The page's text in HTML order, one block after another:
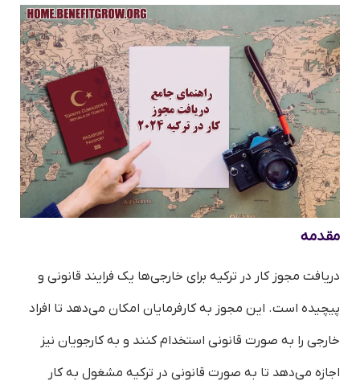
مقدمه
دریافت مجوز کار در ترکیه برای خارجی‌ها یک فرایند قانونی و
پیچیده است. این مجوز به کارفرمایان امکان می‌دهد تا افراد
خارجی را به صورت قانونی استخدام کنند و به کارجویان نیز
اجازه می‌دهد تا به صورت قانونی در ترکیه مشغول به کار